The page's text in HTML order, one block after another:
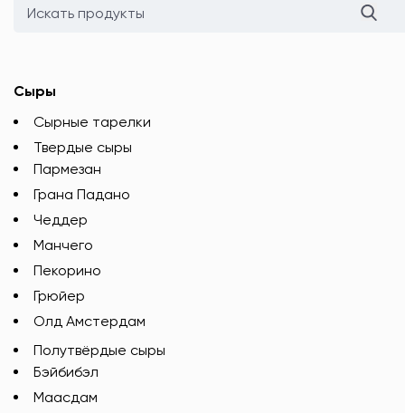
Сыры
Сырные тарелки
Твердые сыры
Пармезан
Грана Падано
Чеддер
Манчего
Пекорино
Грюйер
Олд Амстердам
Полутвёрдые сыры
Бэйбибэл
Маасдам